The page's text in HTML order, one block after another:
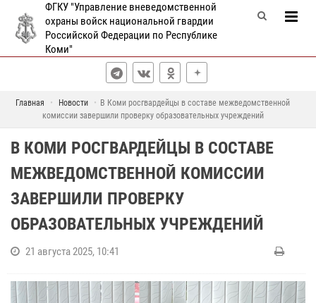
ФГКУ "Управление вневедомственной
охраны войск национальной гвардии
Российской Федерации по Республике
Коми"
Главная Новости
В Коми росгвардейцы в составе межведомственной
комиссии завершили проверку образовательных учреждений
В КОМИ РОСГВАРДЕЙЦЫ В СОСТАВЕ
МЕЖВЕДОМСТВЕННОЙ КОМИССИИ
ЗАВЕРШИЛИ ПРОВЕРКУ
ОБРАЗОВАТЕЛЬНЫХ УЧРЕЖДЕНИЙ
21 августа 2025, 10:41